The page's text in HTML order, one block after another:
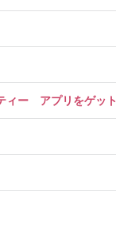
ィー アプリをゲット